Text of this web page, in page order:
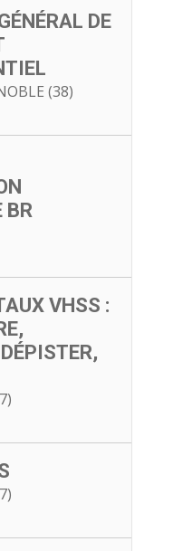
DE
(38)
BR
VHSS :